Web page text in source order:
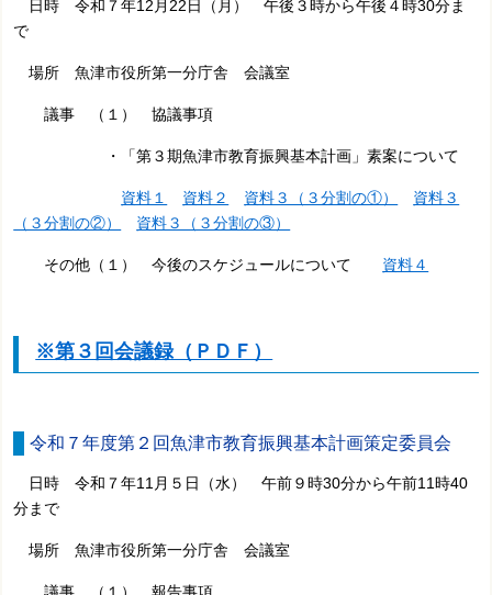
日時 令和７年12月22日（月） 午後３時から午後４時30分ま
で
場所 魚津市役所第一分庁舎 会議室
議事 （１） 協議事項
・「第３期魚津市教育振興基本計画」素案について
資料１ 資料２ 資料３（３分割の①）
資料３
（３分割の②）
資料３（３分割の③）
その他（１） 今後のスケジュールについて 資料４
※第３回会議録（ＰＤＦ）
令和７年度第２回魚津市教育振興基本計画策定委員会
日時 令和７年11月５日（水） 午前９時30分から午前11時40
分まで
場所 魚津市役所第一分庁舎 会議室